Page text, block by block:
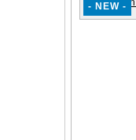
- NEW -